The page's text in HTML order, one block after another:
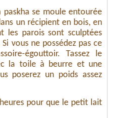
se moule entourée
un récipient en bois, en
les parois sont sculptées
vous ne possédez pas ce
égouttoir. Tassez le
la toile à beurre et une
poserez un poids assez
pour que le petit lait